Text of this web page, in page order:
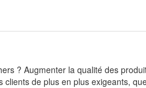
? Augmenter la qualité des
de plus en plus exigeants,